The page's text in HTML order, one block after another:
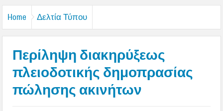
Home Δελτία Τύπου
Περίληψη διακηρύξεως
πλειοδοτικής δημοπρασίας
πώλησης ακινήτων